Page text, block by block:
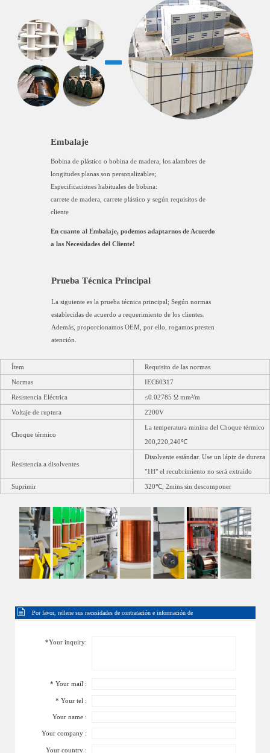
Embalaje
Bobina de plástico o bobina de madera, los alambres de
longitudes planas son personalizables;
Especificaciones habituales de bobina:
carrete de madera, carrete plástico y según requisitos de
cliente
En cuanto al Embalaje, podemos adaptarnos de Acuerdo
a las Necesidades del Cliente!
Prueba Técnica Principal
La siguiente es la prueba técnica principal; Según normas
establecidas de acuerdo a requerimiento de los clientes.
Además, proporcionamos OEM, por ello, rogamos presten
atención.
Ítem Requisito de las normas
Normas IEC60317
Resistencia Eléctrica ≤0.02785 Ω mm²/m
Voltaje de ruptura 2200V
Choque térmico
La temperatura minina del Choque térmico
200,220,240℃
Resistencia a disolventes
Disolvente estándar. Use un lápiz de dureza
"1H" el recubrimiento no será extraido
Suprimir 320℃, 2mins sin descomponer
Por favor, rellene sus necesidades de contratación e información de
*Your inquiry:
* Your mail :
* Your tel :
Your name :
Your company :
Your country :